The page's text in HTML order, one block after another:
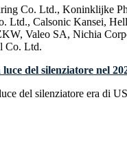
Co. Ltd., Koninklijke
Ltd., Calsonic Kansei,
Valeo SA, Nichia
Co. Ltd.
del silenziatore nel
del silenziatore era di